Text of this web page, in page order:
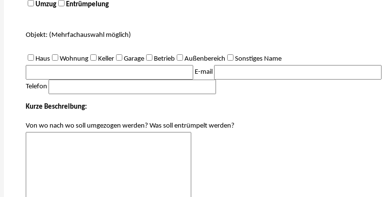
Umzug Entrümpelung
Objekt: (Mehrfachauswahl möglich)
Haus Wohnung Keller Garage Betrieb Außenbereich Sonstiges Name
E-mail
Telefon
Kurze Beschreibung:
Von wo nach wo soll umgezogen werden? Was soll entrümpelt werden?